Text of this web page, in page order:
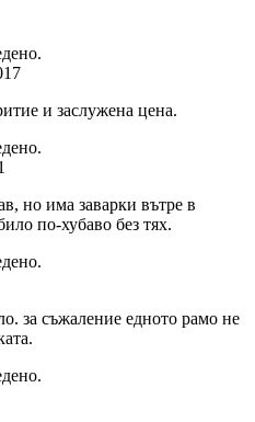
и заслужена цена.
но има заварки вътре в
по-хубаво без тях.
за съжаление едното рамо не